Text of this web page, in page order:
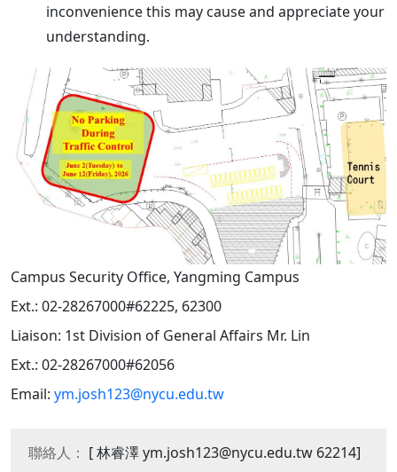
inconvenience this may cause and appreciate your
understanding.
Campus Security Office, Yangming Campus
Ext.: 02-28267000#62225, 62300
Liaison: 1st Division of General Affairs Mr. Lin
Ext.: 02-28267000#62056
Email: ym.josh123@nycu.edu.tw
聯絡人： [ 林睿澤 ym.josh123@nycu.edu.tw 62214]